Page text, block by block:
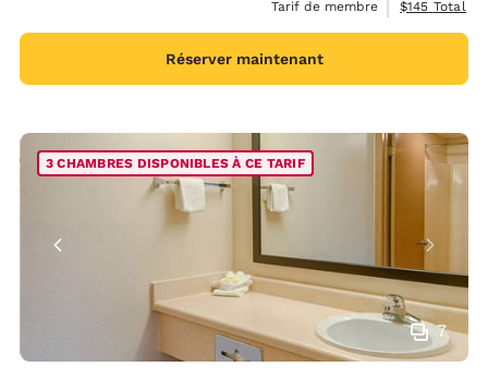
Tarif de membre
Afficher les
$145 Total
Réserver maintenant
7
3 CHAMBRES DISPONIBLES À CE TARIF